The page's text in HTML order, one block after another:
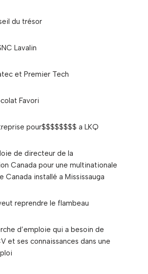
du trésor
Lavalin
et Premier Tech
Favori
pour$$$$$$$$ a LKQ
de directeur de la
Canada pour une multinationale
Canada installé a Mississauga
reprendre le flambeau
d’emploie qui a besoin de
et ses connaissances dans une